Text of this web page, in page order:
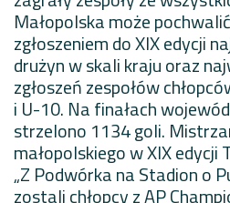
Małopolska może
zgłoszeniem do XIX edycji
drużyn w skali kraju oraz
zgłoszeń zespołów
i U-10. Na finałach
strzelono 1134 goli.
małopolskiego w XIX edycji
„Z Podwórka na Stadion o
zostali chłopcy z AP